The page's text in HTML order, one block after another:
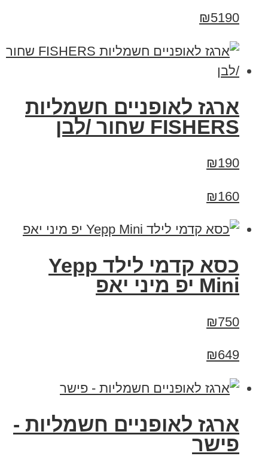
₪5190
ארגז לאופניים חשמליות
FISHERS שחור /לבן
₪190
₪160
כסא קדמי לילד Yepp
Mini יפ מיני יאפ
₪750
₪649
ארגז לאופניים חשמליות -
פישר